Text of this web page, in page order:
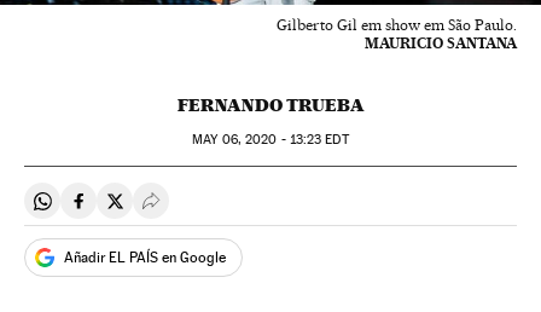
Gilberto Gil em show em São Paulo.
MAURICIO SANTANA
FERNANDO TRUEBA
MAY06, 2020 - 13:23 EDT
Compartir en Whatsapp
Compartir en Facebook
Compartir en Twitter
Desplegar Redes Sociales
Añadir EL PAÍS en Google